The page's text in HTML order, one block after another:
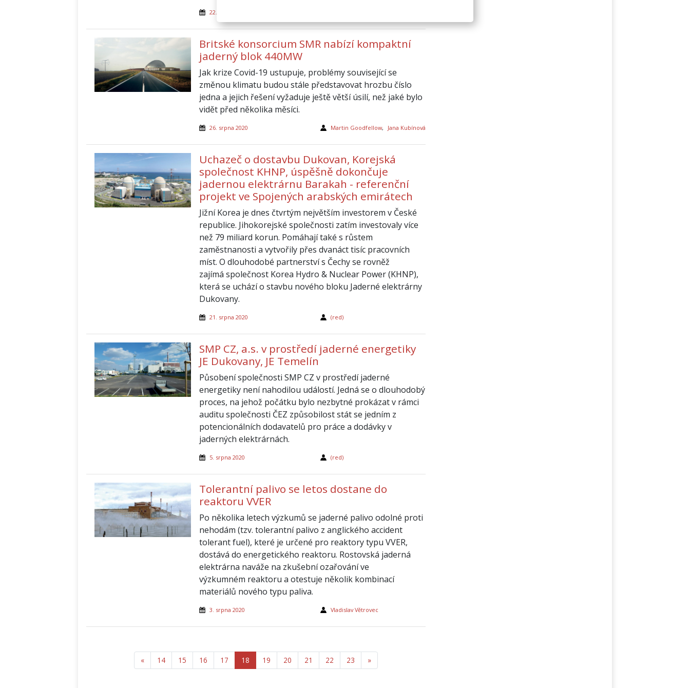
22. září 2020
Britské konsorcium SMR nabízí kompaktní
jaderný blok 440MW
Jak krize Covid-19 ustupuje, problémy související se
změnou klimatu budou stále představovat hrozbu číslo
jedna a jejich řešení vyžaduje ještě větší úsilí, než jaké bylo
vidět před několika měsíci.
26. srpna 2020 Martin Goodfellow, Jana Kubínová
Uchazeč o dostavbu Dukovan, Korejská
společnost KHNP, úspěšně dokončuje
jadernou elektrárnu Barakah - referenční
projekt ve Spojených arabských emirátech
Jižní Korea je dnes čtvrtým největším investorem v České
republice. Jihokorejské společnosti zatím investovaly více
než 79 miliard korun. Pomáhají také s růstem
zaměstnanosti a vytvořily přes dvanáct tisíc pracovních
míst. O dlouhodobé partnerství s Čechy se rovněž
zajímá společnost Korea Hydro & Nuclear Power (KHNP),
která se uchází o stavbu nového bloku Jaderné elektrárny
Dukovany.
21. srpna 2020 (red)
SMP CZ, a.s. v prostředí jaderné energetiky
JE Dukovany, JE Temelín
Působení společnosti SMP CZ v prostředí jaderné
energetiky není nahodilou událostí. Jedná se o dlouhodobý
proces, na jehož počátku bylo nezbytné prokázat v rámci
auditu společnosti ČEZ způsobilost stát se jedním z
potencionálních dodavatelů pro práce a dodávky v
jaderných elektrárnách.
5. srpna 2020 (red)
Tolerantní palivo se letos dostane do
reaktoru VVER
Po několika letech výzkumů se jaderné palivo odolné proti
nehodám (tzv. tolerantní palivo z anglického accident
tolerant fuel), které je určené pro reaktory typu VVER,
dostává do energetického reaktoru. Rostovská jaderná
elektrárna naváže na zkušební ozařování ve
výzkumném reaktoru a otestuje několik kombinací
materiálů nového typu paliva.
3. srpna 2020 Vladislav Větrovec
« Předchozí
14 15 16 17 18 19 20 21 22 23 »